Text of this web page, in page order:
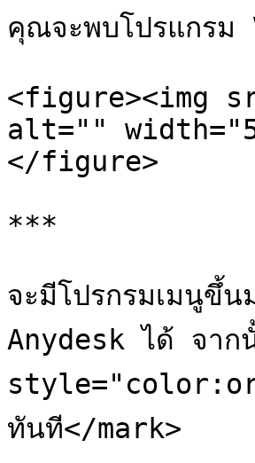
คุณจะพบโปรแกรม
<figure><img
alt=""
</figure>
***
จะมีโปรกรมเมนูขึ้
Anydesk ได้ จาก
ทันที</mark>